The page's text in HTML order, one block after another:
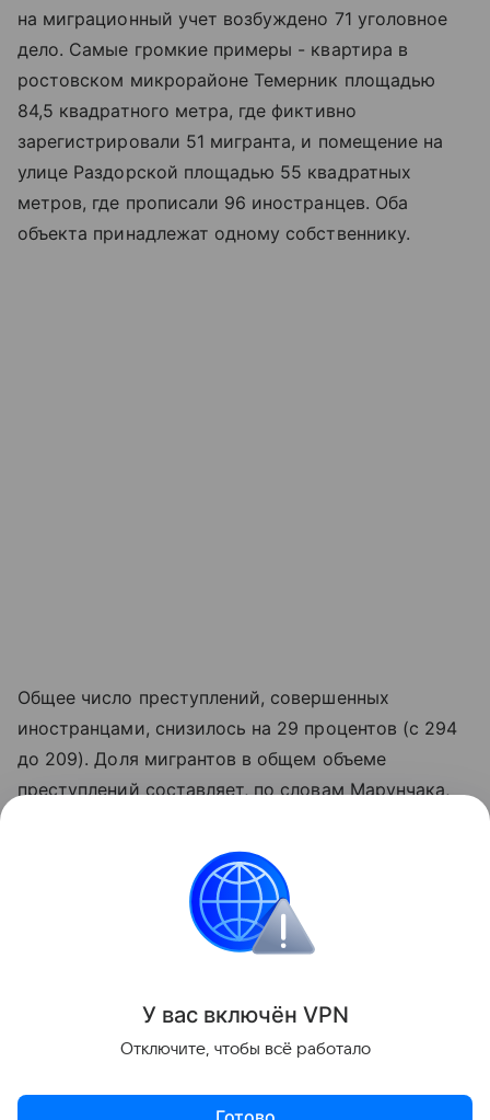
на миграционный учет возбуждено 71 уголовное
дело. Самые громкие примеры - квартира в
ростовском микрорайоне Темерник площадью
84,5 квадратного метра, где фиктивно
зарегистрировали 51 мигранта, и помещение на
улице Раздорской площадью 55 квадратных
метров, где прописали 96 иностранцев. Оба
объекта принадлежат одному собственнику.
Общее число преступлений, совершенных
иностранцами, снизилось на 29 процентов (с 294
до 209). Доля мигрантов в общем объеме
преступлений составляет, по словам Марунчака,
Из Ростовской области выдворено почти шесть
тысяч человек. Для 88 процентов из них въезд в
Поделиться
У вас включён VPN
Отключите, чтобы всё работало